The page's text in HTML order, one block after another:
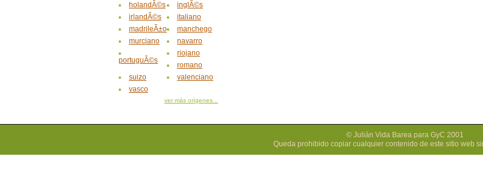
holandÃ©s
inglÃ©s
irlandÃ©s
italiano
madrileÃ±o
manchego
murciano
navarro
portuguÃ©s
riojano
romano
suizo
valenciano
vasco
ver más orígenes...
© Julián Vida Barea para GyC 2001
Queda prohibido copiar cualquier contenido de este sitio web